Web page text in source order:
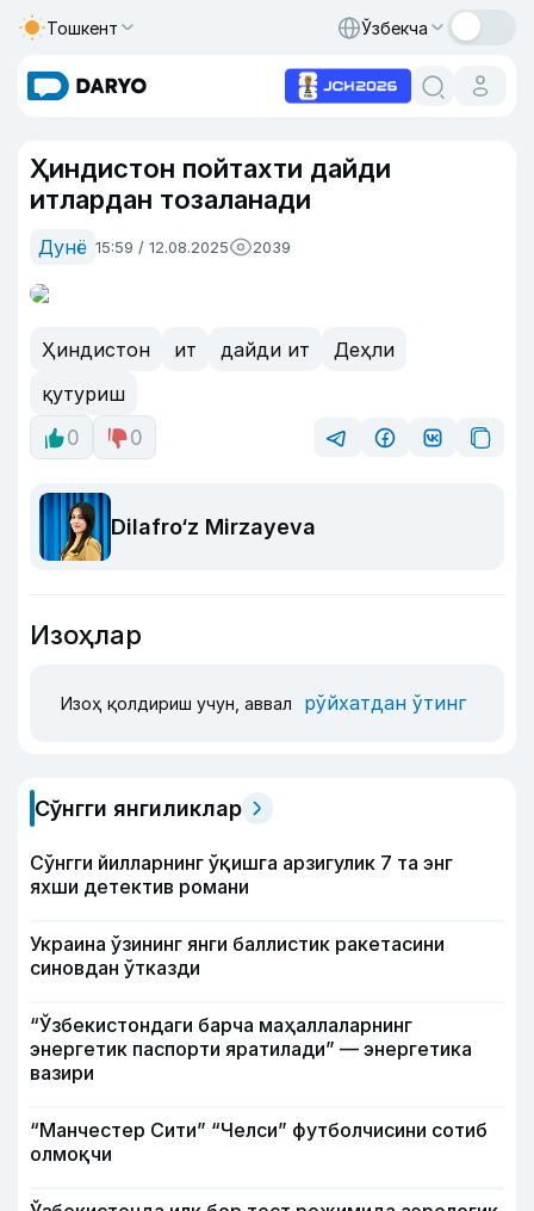
Тошкент Ўзбекча
Ҳиндистон пойтахти дайди
итлардан тозаланади
Дунё 15:59 / 12.08.2025 2039
Ҳиндистон ит дайди ит
Деҳли
қутуриш
0
0
Dilafro‘z Mirzayeva
Изоҳлар
Изоҳ қолдириш учун, аввал рўйхатдан ўтинг
Сўнгги янгиликлар
Сўнгги йилларнинг ўқишга арзигулик 7 та энг
яхши детектив романи
Украина ўзининг янги баллистик ракетасини
синовдан ўтказди
“Ўзбекистондаги барча маҳаллаларнинг
энергетик паспорти яратилади” — энергетика
вазири
“Манчестер Сити” “Челси” футболчисини сотиб
олмоқчи